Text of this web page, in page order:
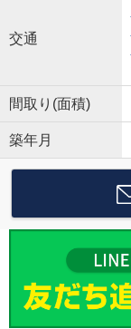
交通
間取り(面積)
築年月